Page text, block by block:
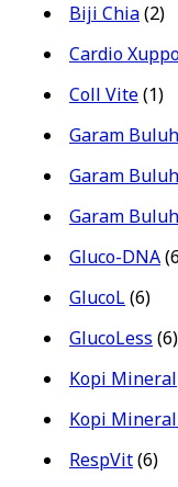
Biji Chia(2)
Cardio
Coll Vite(1)
Garam
Garam
Garam
Gluco-DNA
GlucoL(6)
GlucoLess (6)
Kopi Mineral
Kopi
RespVit(6)